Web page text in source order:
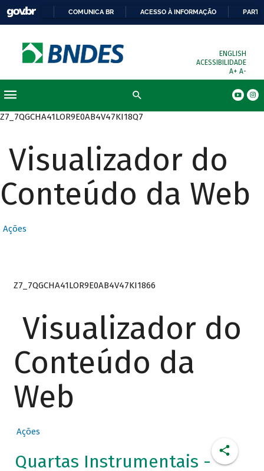
COMUNICA BR ACESSO À INFORMAÇÃO
ENGLISH
ACESSIBILIDADE
A+ A-
Z7_7QGCHA41LOR9E0AB4V47KI18Q7
Visualizador do
Conteúdo da Web
Ações
Z7_7QGCHA41LOR9E0AB4V47KI1866
Visualizador do
Conteúdo da
Web
Ações
Quartas Instrumentais -